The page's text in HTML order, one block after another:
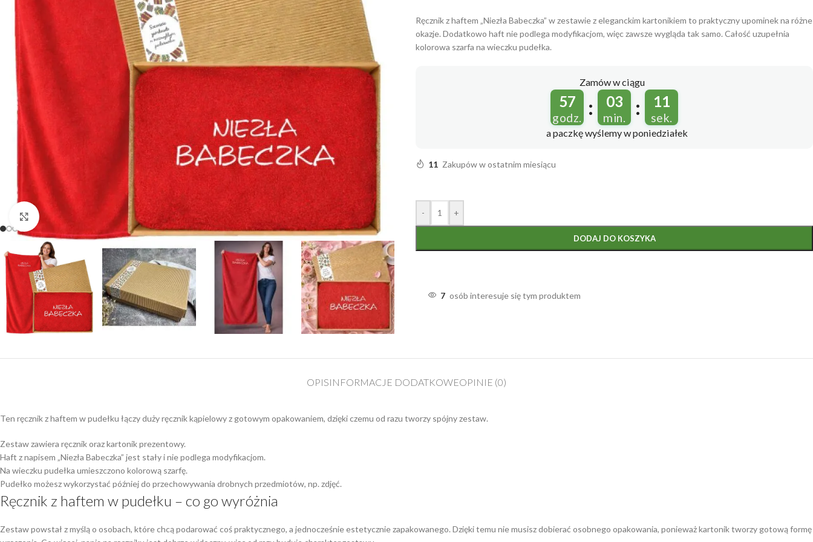
Powiększ
Ręcznik z haftem „Niezła Babeczka” w zestawie z eleganckim kartonikiem to praktyczny upominek na różne
okazje. Dodatkowo haft nie podlega modyfikacjom, więc zawsze wygląda tak samo. Całość uzupełnia
kolorowa szarfa na wieczku pudełka.
Zamów w ciągu
57
godz. : 03
min. : 10
sek.
a paczkę wyślemyw poniedziałek
11 Zakupów w ostatnim miesiącu
- +
DODAJ DO KOSZYKA
7 osób interesuje się tym produktem
OPISINFORMACJE DODATKOWEOPINIE (0)
Ten ręcznik z haftem w pudełku łączy duży ręcznik kąpielowy z gotowym opakowaniem, dzięki czemu od razu tworzy spójny zestaw.
Zestaw zawiera ręcznik oraz kartonik prezentowy.
Haft z napisem „Niezła Babeczka” jest stały i nie podlega modyfikacjom.
Na wieczku pudełka umieszczono kolorową szarfę.
Pudełko możesz wykorzystać później do przechowywania drobnych przedmiotów, np. zdjęć.
Ręcznik z haftem w pudełku – co go wyróżnia
Zestaw powstał z myślą o osobach, które chcą podarować coś praktycznego, a jednocześnie estetycznie zapakowanego. Dzięki temu nie musisz dobierać osobnego opakowania, ponieważ kartonik tworzy gotową formę